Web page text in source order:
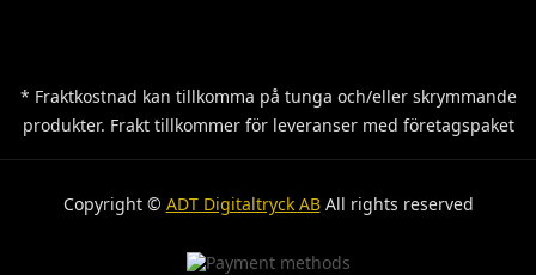
* Fraktkostnad kan tillkomma på tunga och/eller skrymmande
produkter. Frakt tillkommer för leveranser med företagspaket
Copyright © ADT Digitaltryck ABAll rights reserved